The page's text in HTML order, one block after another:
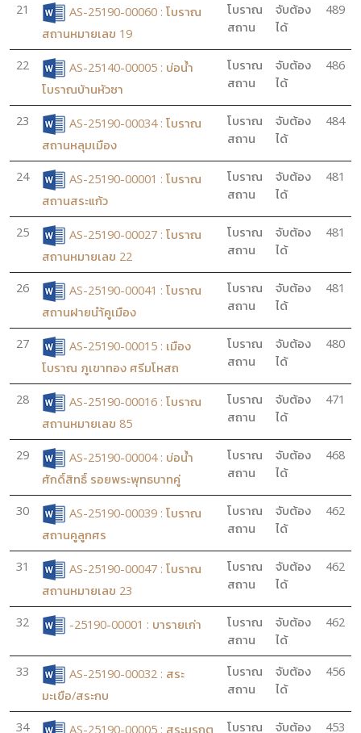
21
AS-25190-00060 : โบราณ
สถานหมายเลข 19
โบราณ
สถาน
จับต้อง
ได้
489
22
AS-25140-00005 : บ่อน้ำ
โบราณบ้านหัวซา
โบราณ
สถาน
จับต้อง
ได้
486
23
AS-25190-00034 : โบราณ
สถานหลุมเมือง
โบราณ
สถาน
จับต้อง
ได้
484
24
AS-25190-00001 : โบราณ
สถานสระแก้ว
โบราณ
สถาน
จับต้อง
ได้
481
25
AS-25190-00027 : โบราณ
สถานหมายเลข 22
โบราณ
สถาน
จับต้อง
ได้
481
26
AS-25190-00041 : โบราณ
สถานฝายนำ้คูเมือง
โบราณ
สถาน
จับต้อง
ได้
481
27
AS-25190-00015 : เมือง
โบราณ ภูเขาทอง ศรีมโหสถ
โบราณ
สถาน
จับต้อง
ได้
480
28
AS-25190-00016 : โบราณ
สถานหมายเลข 85
โบราณ
สถาน
จับต้อง
ได้
471
29
AS-25190-00004 : บ่อน้ำ
ศักดิ์สิทธิ์ รอยพระพุทธบาทคู่
โบราณ
สถาน
จับต้อง
ได้
468
30
AS-25190-00039 : โบราณ
สถานคูลูกศร
โบราณ
สถาน
จับต้อง
ได้
462
31
AS-25190-00047 : โบราณ
สถานหมายเลข 23
โบราณ
สถาน
จับต้อง
ได้
462
32 -25190-00001 : บารายเก่า
โบราณ
สถาน
จับต้อง
ได้
462
33
AS-25190-00032 : สระ
มะเขือ/สระกบ
โบราณ
สถาน
จับต้อง
ได้
456
34 AS-25190-00005 : สระมรกต โบราณ จับต้อง 453